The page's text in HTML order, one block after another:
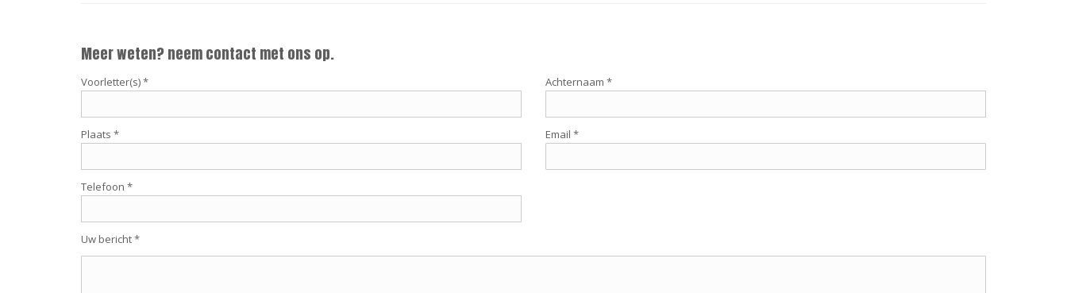
Meer weten? neem contact met ons op.
Voorletter(s) * Achternaam *
Plaats * Email *
Telefoon *
Uw bericht *